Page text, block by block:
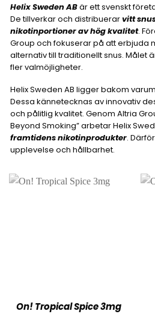
Helix Sweden ABär ett svenskt
De tillverkar och distribuerarvitt
nikotinportioner av hög kvalitet.
Group och fokuserar på att erbjuda
alternativ till traditionellt snus. Målet
fler valmöjligheter.
Helix Sweden AB ligger bakom
Dessa kännetecknas av innovativ
och pålitlig kvalitet. Genom Altria
Beyond Smoking” arbetar Helix
framtidens nikotinprodukter.
upplevelse och hållbarhet.
On! Tropical Spice 3mg